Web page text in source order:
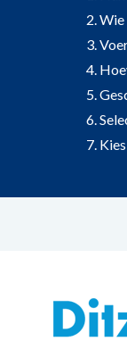
2.
3.
4.
5.
6.
7.